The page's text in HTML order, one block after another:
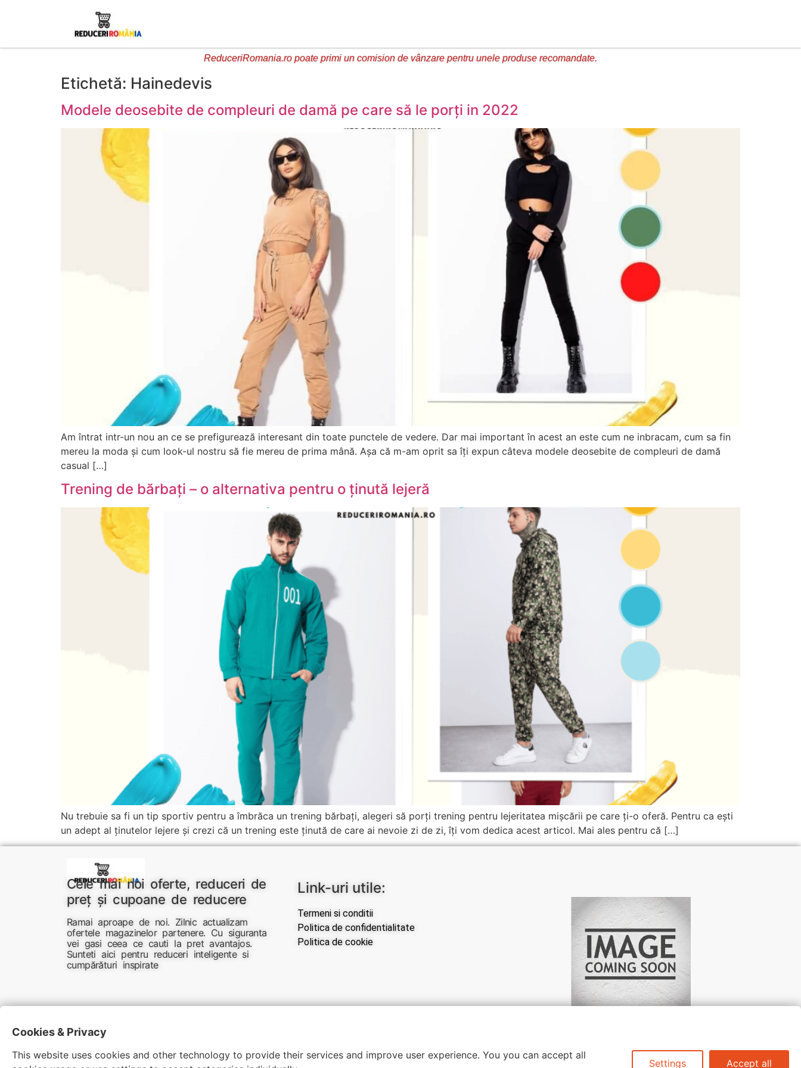
ReduceriRomania.ro poate primi un comision de vânzare pentru unele produse recomandate.
Etichetă: Hainedevis
Modele deosebite de compleuri de damă pe care să le porți in 2022
Am întrat intr-un nou an ce se prefigurează interesant din toate punctele de vedere. Dar mai important în acest an este cum ne inbracam, cum sa fin
mereu la moda și cum look-ul nostru să fie mereu de prima mână. Așa că m-am oprit sa îți expun câteva modele deosebite de compleuri de damă
casual […]
Trening de bărbați – o alternativa pentru o ținută lejeră
Nu trebuie sa fi un tip sportiv pentru a îmbrăca un trening bărbați, alegeri să porți trening pentru lejeritatea mișcării pe care ți-o oferă. Pentru ca ești
un adept al ținutelor lejere și crezi că un trening este ținută de care ai nevoie zi de zi, îți vom dedica acest articol. Mai ales pentru că […]
Cele mai noi oferte, reduceri de
preț și cupoane de reducere
Ramai aproape de noi. Zilnic actualizam
ofertele magazinelor partenere. Cu siguranta
vei gasi ceea ce cauti la pret avantajos.
Sunteti aici pentru reduceri inteligente si
cumpărături inspirate
Link-uri utile:
Termeni si conditii
Politica de confidentialitate
Politica de cookie
Cookies & Privacy
This website uses cookies and other technology to provide their services and improve user experience. You you can accept all
Settings Accept all